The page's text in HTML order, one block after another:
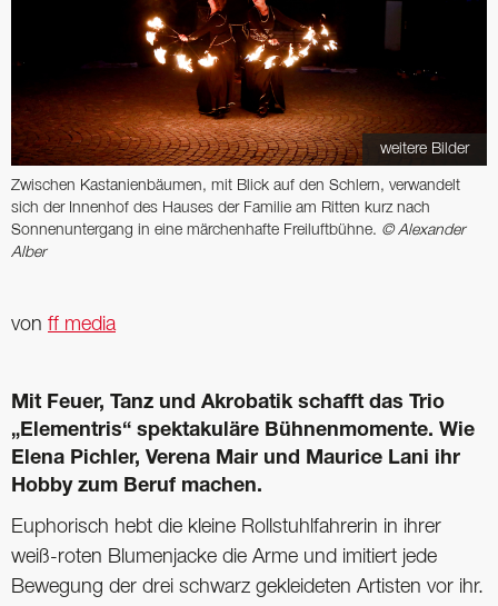
weitere Bilder
Zwischen Kastanienbäumen, mit Blick auf den Schlern, verwandelt
sich der Innenhof des Hauses der Familie am Ritten kurz nach
Sonnenuntergang in eine märchenhafte Freiluftbühne. © Alexander
Alber
von ff media
Mit Feuer, Tanz und Akrobatik schafft das Trio
„Elementris“ spektakuläre Bühnenmomente. Wie
Elena Pichler, Verena Mair und Maurice Lani ihr
Hobby zum Beruf machen.
Euphorisch hebt die kleine Rollstuhlfahrerin in ihrer
weiß-roten Blumenjacke die Arme und imitiert jede
Bewegung der drei schwarz gekleideten Artisten vor ihr.